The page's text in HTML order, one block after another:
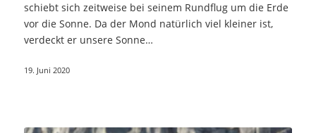
schiebt sich zeitweise bei seinem Rundflug um die Erde
vor die Sonne. Da der Mond natürlich viel kleiner ist,
verdeckt er unsere Sonne…
19. Juni 2020